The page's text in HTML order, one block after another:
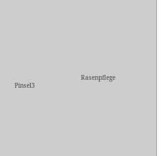
Pinsel3
Rasenpflege